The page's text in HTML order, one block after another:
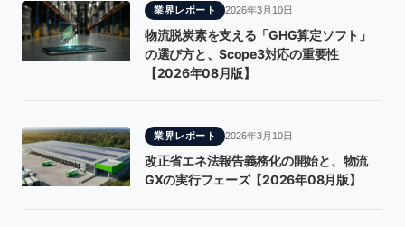
業界レポート 2026年3月10日
物流脱炭素を支える「GHG算定ソフト」
の選び方と、Scope3対応の重要性
【2026年08月版】
業界レポート 2026年3月10日
改正省エネ法報告義務化の開始と、物流
GXの実行フェーズ【2026年08月版】